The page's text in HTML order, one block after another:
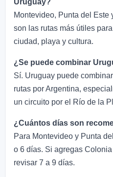
Uruguay?
Montevideo, Punta del
son las rutas más útiles
ciudad, playa y cultura.
¿Se puede combinar
Sí. Uruguay puede
rutas por Argentina,
un circuito por el Río de la
¿Cuántos días son
Para Montevideo y Punta
o 6 días. Si agregas
revisar 7 a 9 días.